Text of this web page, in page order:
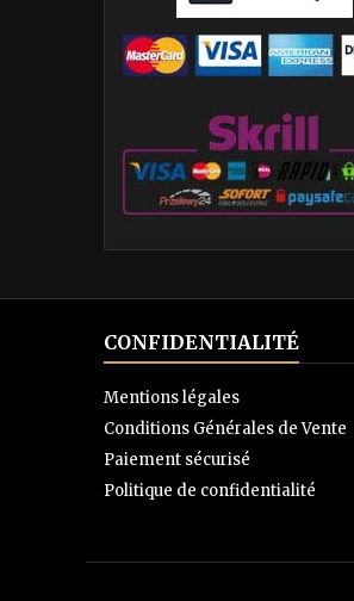
CONFIDENTIALITÉ
Mentions légales
Conditions Générales de Vente
Paiement sécurisé
Politique de confidentialité